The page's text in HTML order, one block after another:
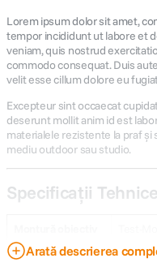
Lorem ipsum dolor sit amet,
tempor incididunt ut labore et
veniam, quis nostrud
commodo consequat. Duis
velit esse cillum dolore eu
Excepteur sint occaecat
deserunt mollit anim id est
materialele rezistente la praf și
mediu outdoor sau studio.
Specificații
Stabilizare
Arată descrierea